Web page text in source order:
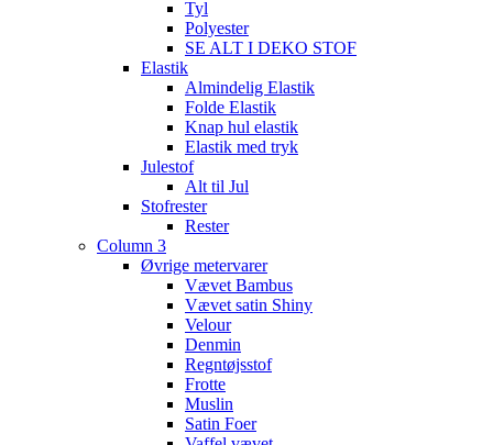
Tyl
Polyester
SE ALT I DEKO STOF
Elastik
Almindelig Elastik
Folde Elastik
Knap hul elastik
Elastik med tryk
Julestof
Alt til Jul
Stofrester
Rester
Column 3
Øvrige metervarer
Vævet Bambus
Vævet satin Shiny
Velour
Denmin
Regntøjsstof
Frotte
Muslin
Satin Foer